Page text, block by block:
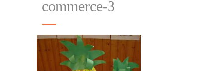
commerce-3